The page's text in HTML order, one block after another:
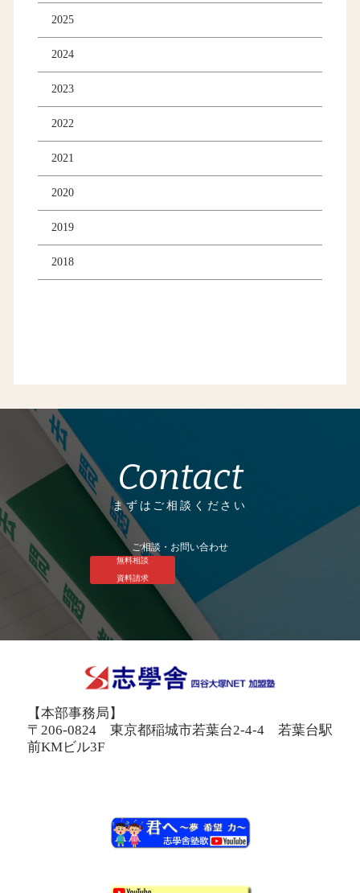
2025
2024
2023
2022
2021
2020
2019
2018
Contact
まずはご相談ください
ご相談・お問い合わせ
無料相談
資料請求
【本部事務局】
〒206-0824 東京都稲城市若葉台2-4-4 若葉台駅
前KMビル3F